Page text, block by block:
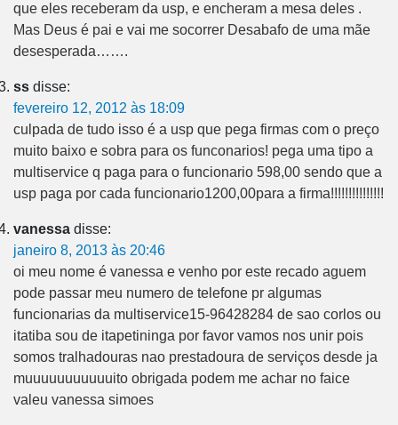
que eles receberam da usp, e encheram a mesa deles .
Mas Deus é pai e vai me socorrer Desabafo de uma mãe
desesperada…….
ss disse:
fevereiro 12, 2012 às 18:09
culpada de tudo isso é a usp que pega firmas com o preço
muito baixo e sobra para os funconarios! pega uma tipo a
multiservice q paga para o funcionario 598,00 sendo que a
usp paga por cada funcionario1200,00para a firma!!!!!!!!!!!!!!!
vanessa disse:
janeiro 8, 2013 às 20:46
oi meu nome é vanessa e venho por este recado aguem
pode passar meu numero de telefone pr algumas
funcionarias da multiservice15-96428284 de sao corlos ou
itatiba sou de itapetininga por favor vamos nos unir pois
somos tralhadouras nao prestadoura de serviços desde ja
muuuuuuuuuuuito obrigada podem me achar no faice
valeu vanessa simoes